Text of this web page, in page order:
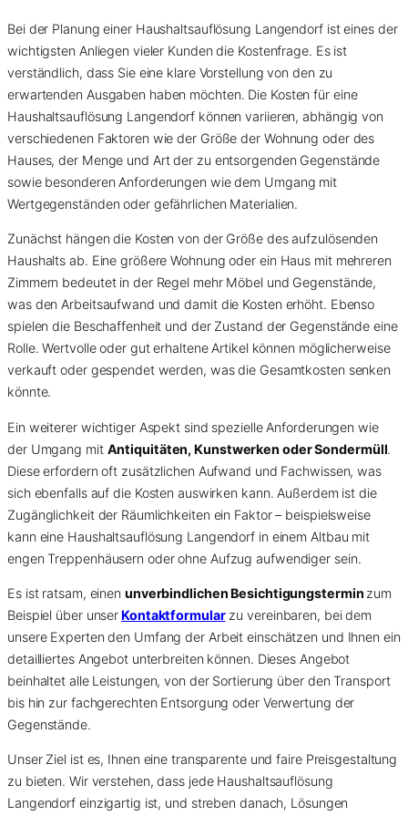
Bei der Planung einer Haushaltsauflösung Langendorf ist eines der
wichtigsten Anliegen vieler Kunden die Kostenfrage. Es ist
verständlich, dass Sie eine klare Vorstellung von den zu
erwartenden Ausgaben haben möchten. Die Kosten für eine
Haushaltsauflösung Langendorf können variieren, abhängig von
verschiedenen Faktoren wie der Größe der Wohnung oder des
Hauses, der Menge und Art der zu entsorgenden Gegenstände
sowie besonderen Anforderungen wie dem Umgang mit
Wertgegenständen oder gefährlichen Materialien.
Zunächst hängen die Kosten von der Größe des aufzulösenden
Haushalts ab. Eine größere Wohnung oder ein Haus mit mehreren
Zimmern bedeutet in der Regel mehr Möbel und Gegenstände,
was den Arbeitsaufwand und damit die Kosten erhöht. Ebenso
spielen die Beschaffenheit und der Zustand der Gegenstände eine
Rolle. Wertvolle oder gut erhaltene Artikel können möglicherweise
verkauft oder gespendet werden, was die Gesamtkosten senken
könnte.
Ein weiterer wichtiger Aspekt sind spezielle Anforderungen wie
der Umgang mit Antiquitäten, Kunstwerken oder Sondermüll.
Diese erfordern oft zusätzlichen Aufwand und Fachwissen, was
sich ebenfalls auf die Kosten auswirken kann. Außerdem ist die
Zugänglichkeit der Räumlichkeiten ein Faktor – beispielsweise
kann eine Haushaltsauflösung Langendorf in einem Altbau mit
engen Treppenhäusern oder ohne Aufzug aufwendiger sein.
Es ist ratsam, einen unverbindlichen Besichtigungstermin zum
Beispiel über unserKontaktformularzu vereinbaren, bei dem
unsere Experten den Umfang der Arbeit einschätzen und Ihnen ein
detailliertes Angebot unterbreiten können. Dieses Angebot
beinhaltet alle Leistungen, von der Sortierung über den Transport
bis hin zur fachgerechten Entsorgung oder Verwertung der
Gegenstände.
Unser Ziel ist es, Ihnen eine transparente und faire Preisgestaltung
zu bieten. Wir verstehen, dass jede Haushaltsauflösung
Langendorf einzigartig ist, und streben danach, Lösungen